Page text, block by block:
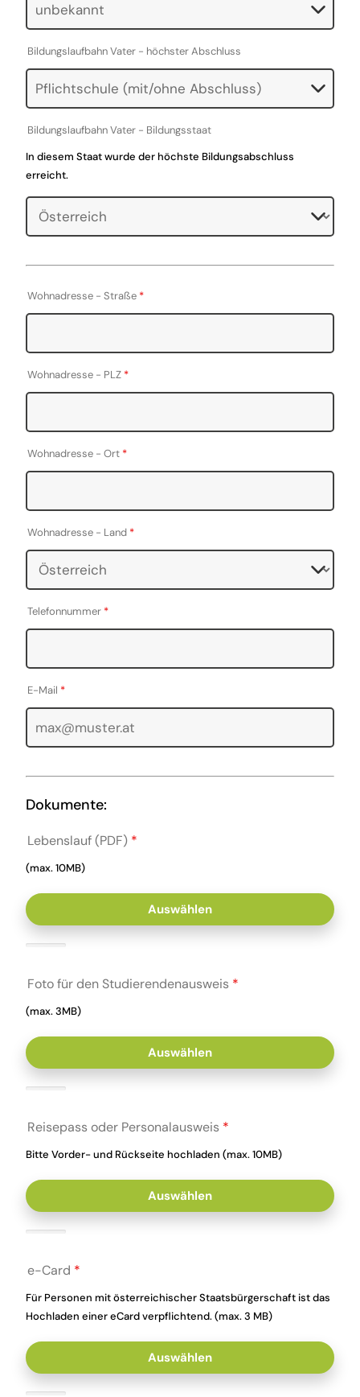
Bildungslaufbahn Vater - höchster Abschluss
Bildungslaufbahn Vater - Bildungsstaat
In diesem Staat wurde der höchste Bildungsabschluss
erreicht.
Wohnadresse - Straße *
Wohnadresse - PLZ *
Wohnadresse - Ort *
Wohnadresse - Land *
Telefonnummer *
E-Mail *
Dokumente:
Lebenslauf (PDF) *
Auswählen
(max. 10MB)
Foto für den Studierendenausweis *
Auswählen
(max. 3MB)
Reisepass oder Personalausweis *
Auswählen
Bitte Vorder- und Rückseite hochladen (max. 10MB)
e-Card *
Auswählen
Für Personen mit österreichischer Staatsbürgerschaft ist das
Hochladen einer eCard verpflichtend. (max. 3 MB)